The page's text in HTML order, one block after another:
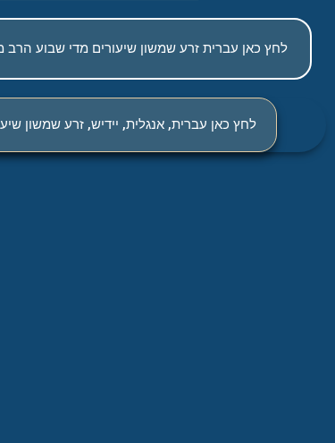
לחץ כאן עברית זרע שמשון שיעורים מדי שבוע הרב
לחץ כאן עברית, אנגלית, יידיש, זרע שמשון